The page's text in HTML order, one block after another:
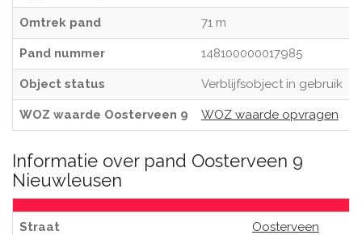
Omtrek pand 71 m
Pand nummer 148100000017985
Object status Verblijfsobject in gebruik
WOZ waarde Oosterveen 9 WOZ waarde opvragen
Informatie over pand Oosterveen 9
Nieuwleusen
Straat Oosterveen